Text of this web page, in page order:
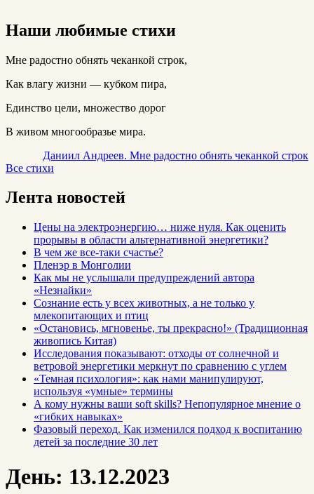
Наши любимые стихи
Мне радостно обнять чеканкой строк,
Как влагу жизни — кубком пира,
Единство цели, множество дорог
В живом многообразье мира.
Даниил Андреев. Мне радостно обнять чеканкой строк
Все стихи
Лента новостей
Цены на электроэнергию… ниже нуля. Как оценить
прорывы в области альтернативной энергетики?
В чем же все-таки счастье?
Пленэр в Монголии
Как мы не услышали предупреждений автора
«Незнайки»
Сознание есть у всех животных, а не только у
млекопитающих и птиц
«Остановись, мгновенье, ты прекрасно!» (Традиционная
живопись Китая)
Исследования показывают: отходы от солнечной и
ветровой энергетики меркнут по сравнению с углем
«Темная психология»: как нами манипулируют,
используя «умные» термины
А кому нужны ваши soft skills? Непопулярное мнение о
«гибких навыках»
Фазовый переход. Как изменился подход к воспитанию
детей за последние 30 лет
День: 13.12.2023